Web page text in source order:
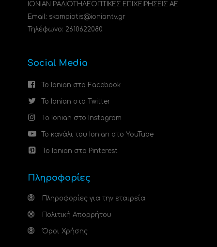
ΙΟΝΙΑΝ ΡΑΔΙΟΤΗΛΕΟΠΤΙΚΕΣ ΕΠΙΧΕΙΡΗΣΕΙΣ ΑΕ
Email: skampiotis@ioniantv.gr
Τηλέφωνο: 2610622080.
Social Media
Το Ionian στο Facebook
Το Ionian στο Twitter
Το Ionian στο Instagram
Το κανάλι του Ionian στο YouTube
Το Ionian στο Pinterest
Πληροφορίες
Πληροφορίες για την εταιρεία
Πολιτική Απορρήτου
Όροι Χρήσης